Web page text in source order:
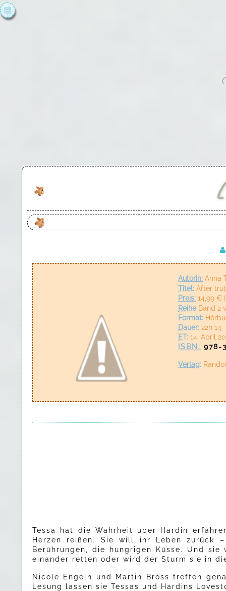
Autorin: Anna
Titel: After
Preis: 14,99 €
Reihe Band 2
Format:
Dauer: 22h 14
ET: 14. April
ISBN: 978-
Verlag:
Tessa hat die Wahrheit über Hardin
Herzen reißen. Sie will ihr Leben zurück
Berührungen, die hungrigen Küsse. Und
einander retten oder wird der Sturm sie in
Nicole Engeln und Martin Bross treffen
Lesung lassen sie Tessas und Hardins